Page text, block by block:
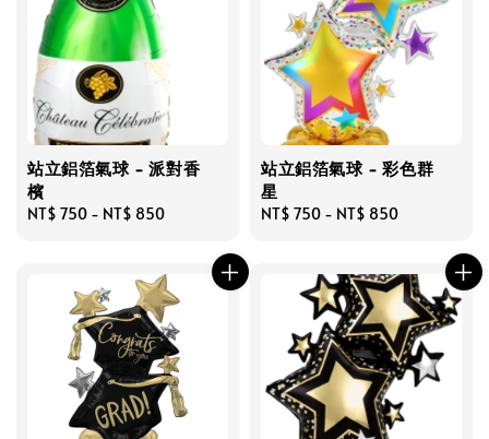
站立鋁箔氣球 - 派對香
檳
Regular
NT$ 750 - NT$ 850
站立鋁箔氣球 - 彩色群
星
Regular
NT$ 750 - NT$ 850